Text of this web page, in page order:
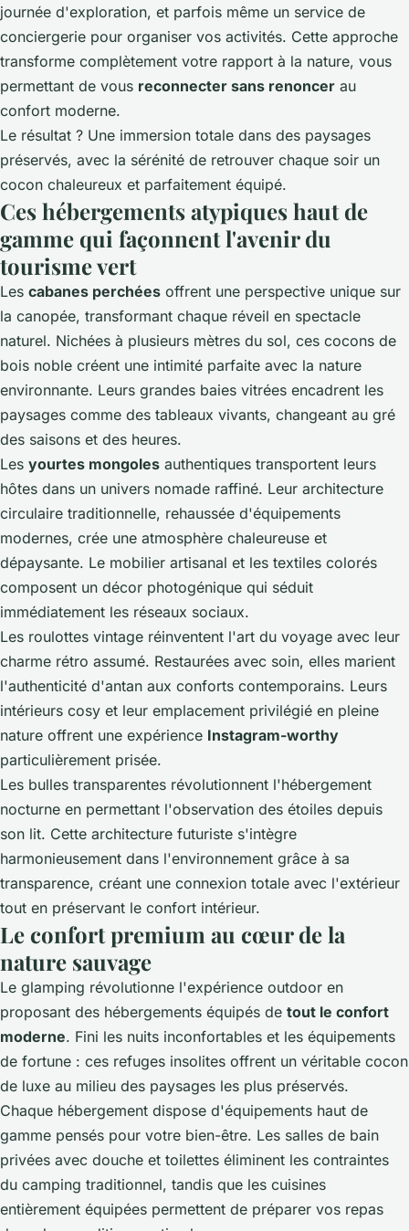
journée d'exploration, et parfois même un service de
conciergerie pour organiser vos activités. Cette approche
transforme complètement votre rapport à la nature, vous
permettant de vous reconnecter sans renoncer au
confort moderne.
Le résultat ? Une immersion totale dans des paysages
préservés, avec la sérénité de retrouver chaque soir un
cocon chaleureux et parfaitement équipé.
Ces hébergements atypiques haut de
gamme qui façonnent l'avenir du
tourisme vert
Les cabanes perchées offrent une perspective unique sur
la canopée, transformant chaque réveil en spectacle
naturel. Nichées à plusieurs mètres du sol, ces cocons de
bois noble créent une intimité parfaite avec la nature
environnante. Leurs grandes baies vitrées encadrent les
paysages comme des tableaux vivants, changeant au gré
des saisons et des heures.
Les yourtes mongoles authentiques transportent leurs
hôtes dans un univers nomade raffiné. Leur architecture
circulaire traditionnelle, rehaussée d'équipements
modernes, crée une atmosphère chaleureuse et
dépaysante. Le mobilier artisanal et les textiles colorés
composent un décor photogénique qui séduit
immédiatement les réseaux sociaux.
Les roulottes vintage réinventent l'art du voyage avec leur
charme rétro assumé. Restaurées avec soin, elles marient
l'authenticité d'antan aux conforts contemporains. Leurs
intérieurs cosy et leur emplacement privilégié en pleine
nature offrent une expérience Instagram-worthy
particulièrement prisée.
Les bulles transparentes révolutionnent l'hébergement
nocturne en permettant l'observation des étoiles depuis
son lit. Cette architecture futuriste s'intègre
harmonieusement dans l'environnement grâce à sa
transparence, créant une connexion totale avec l'extérieur
tout en préservant le confort intérieur.
Le confort premium au cœur de la
nature sauvage
Le glamping révolutionne l'expérience outdoor en
proposant des hébergements équipés de tout le confort
moderne. Fini les nuits inconfortables et les équipements
de fortune : ces refuges insolites offrent un véritable cocon
de luxe au milieu des paysages les plus préservés.
Chaque hébergement dispose d'équipements haut de
gamme pensés pour votre bien-être. Les salles de bain
privées avec douche et toilettes éliminent les contraintes
du camping traditionnel, tandis que les cuisines
entièrement équipées permettent de préparer vos repas